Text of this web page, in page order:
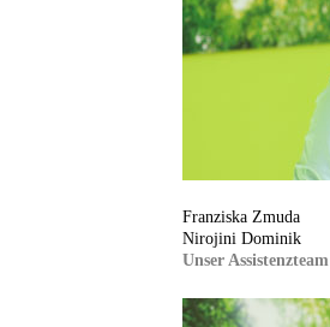
Franziska Zmuda
Nirojini Dominik
Unser Assistenzteam